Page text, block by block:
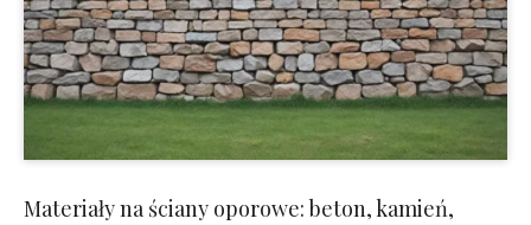
Materiały na ściany oporowe: beton, kamień,